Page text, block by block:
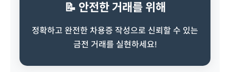
📝 안전한 거래를 위해
정확하고 완전한 차용증 작성으로 신뢰할 수 있는
금전 거래를 실현하세요!